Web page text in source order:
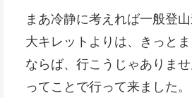
まあ冷静に考えれば一般登
大キレットよりは、きっとま
ならば、行こうじゃありませ
ってことで行って来ました。